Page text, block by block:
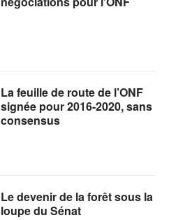
La feuille de route de l’ONF
signée pour 2016-2020, sans
consensus
Le devenir de la forêt sous la
loupe du Sénat